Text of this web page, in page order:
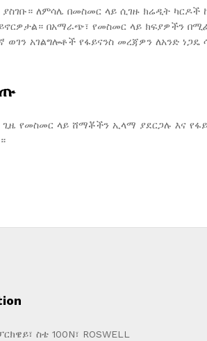
ለምሳሌ በመስመር ላይ ሲገዙ ክሬዲት ካርዶች
በአማራጭ፣ የመስመር ላይ ክፍያዎችን
አገልግሎቶች የፋይናንስ መረጃዎን ለአንድ ነጋዴ
የመስመር ላይ ሸማቾችን ኢላማ ያደርጋሉ እና
ስቴ 100N፣ ROSWELL